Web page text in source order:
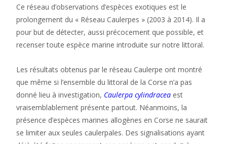
Ce réseau d’observations d’espèces exotiques est le
prolongement du « Réseau Caulerpes » (2003 à 2014). Il a
pour but de détecter, aussi précocement que possible, et
recenser toute espèce marine introduite sur notre littoral.
Les résultats obtenus par le réseau Caulerpe ont montré
que même si l’ensemble du littoral de la Corse n’a pas
donné lieu à investigation, Caulerpa cylindracea est
vraisemblablement présente partout. Néanmoins, la
présence d’espèces marines allogènes en Corse ne saurait
se limiter aux seules caulerpales. Des signalisations ayant